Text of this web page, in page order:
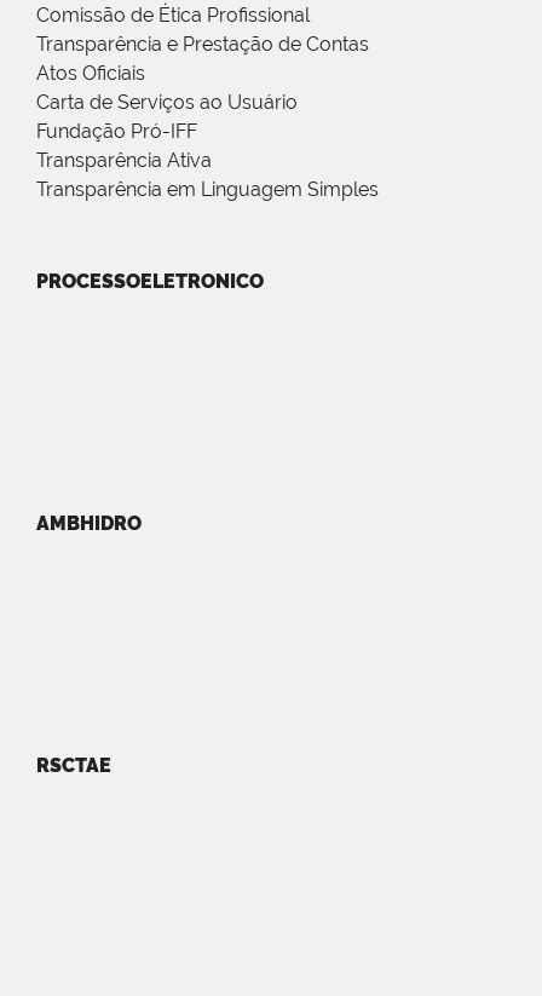
Comissão de Ética Profissional
Transparência e Prestação de Contas
Atos Oficiais
Carta de Serviços ao Usuário
Fundação Pró-IFF
Transparência Ativa
Transparência em Linguagem Simples
PROCESSOELETRONICO
AMBHIDRO
RSCTAE